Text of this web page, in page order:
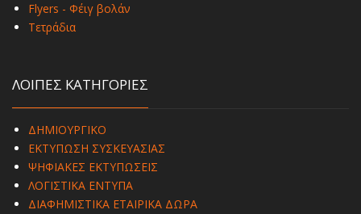
Flyers - Φέιγ βολάν
Τετράδια
ΛΟΙΠΕΣ ΚΑΤΗΓΟΡΙΕΣ
ΔΗΜΙΟΥΡΓΙΚΟ
ΕΚΤΥΠΩΣΗ ΣΥΣΚΕΥΑΣΙΑΣ
ΨΗΦΙΑΚΕΣ ΕΚΤΥΠΩΣΕΙΣ
ΛΟΓΙΣΤΙΚΑ ΕΝΤΥΠΑ
ΔΙΑΦΗΜΙΣΤΙΚΑ ΕΤΑΙΡΙΚΑ ΔΩΡΑ